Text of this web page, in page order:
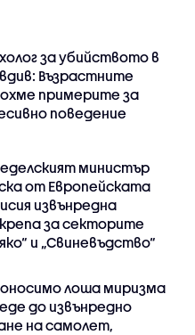
за убийството в
Възрастните
примерите за
поведение
министър
от Европейската
извънредна
за секторите
и „Свиневъдство“
лоша миризма
до извънредно
на самолет,